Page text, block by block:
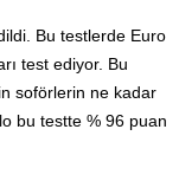
Bu testlerde Euro
test ediyor. Bu
soförlerin ne kadar
bu testte % 96 puan